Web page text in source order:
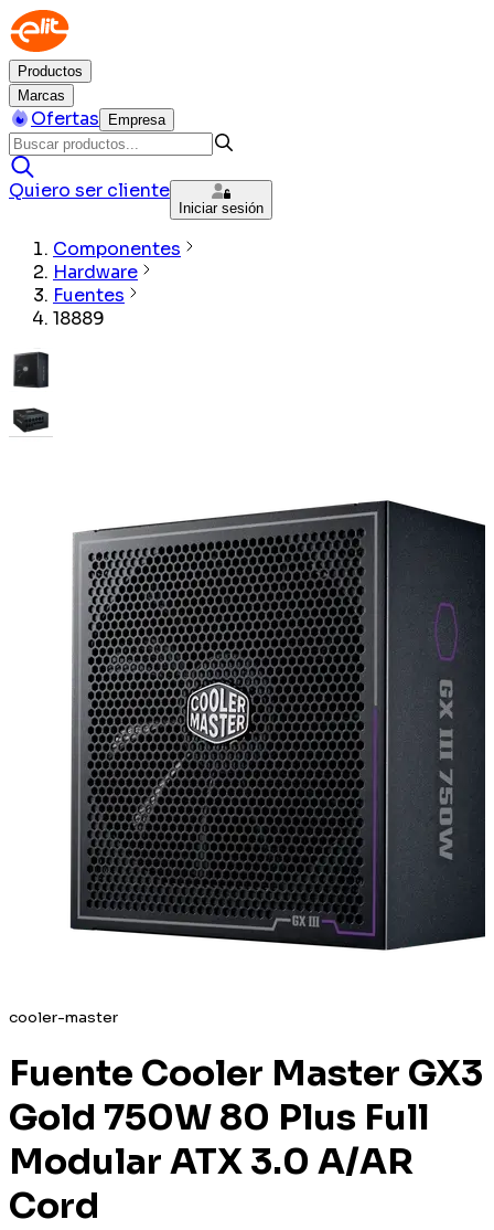
Productos
Marcas
Ofertas Empresa
Quiero ser cliente
Iniciar sesión
Componentes
Hardware
Fuentes
18889
cooler-master
Fuente Cooler Master GX3
Gold 750W 80 Plus Full
Modular ATX 3.0 A/AR
Cord